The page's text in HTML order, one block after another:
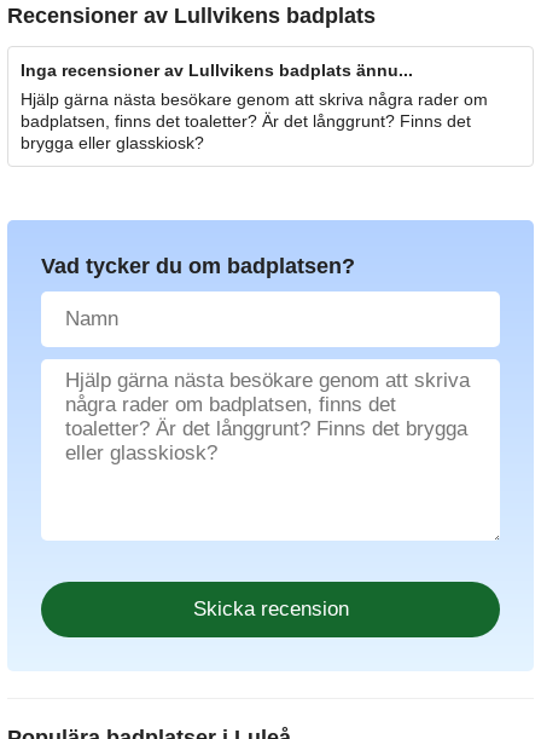
Recensioner av Lullvikens badplats
Inga recensioner av Lullvikens badplats ännu...
Hjälp gärna nästa besökare genom att skriva några rader om
badplatsen, finns det toaletter? Är det långgrunt? Finns det
brygga eller glasskiosk?
Vad tycker du om badplatsen?